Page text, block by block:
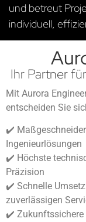
und betreut
individuell,
Ihr Partner
Mit Aurora
entscheiden Sie
✔️
Ingenieurlösungen
✔️ Höchste
Präzision
✔️ Schnelle
zuverlässigen
✔️ Zukunftssichere